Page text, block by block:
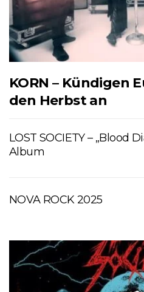
KORN – Kündigen
den Herbst an
LOST SOCIETY – „Blood
Album
NOVA ROCK 2025